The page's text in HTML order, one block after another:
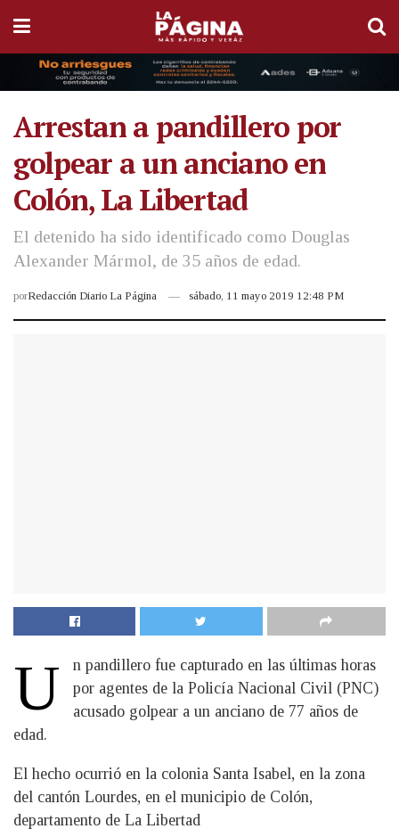
Arrestan a pandillero por
golpear a un anciano en
Colón, La Libertad
El detenido ha sido identificado como Douglas
Alexander Mármol, de 35 años de edad.
porRedacción Diario La Página sábado, 11 mayo 2019 12:48 PM
U
n pandillero fue capturado en las últimas horas
por agentes de la Policía Nacional Civil (PNC)
acusado golpear a un anciano de 77 años de
edad.
El hecho ocurrió en la colonia Santa Isabel, en la zona
del cantón Lourdes, en el municipio de Colón,
departamento de La Libertad